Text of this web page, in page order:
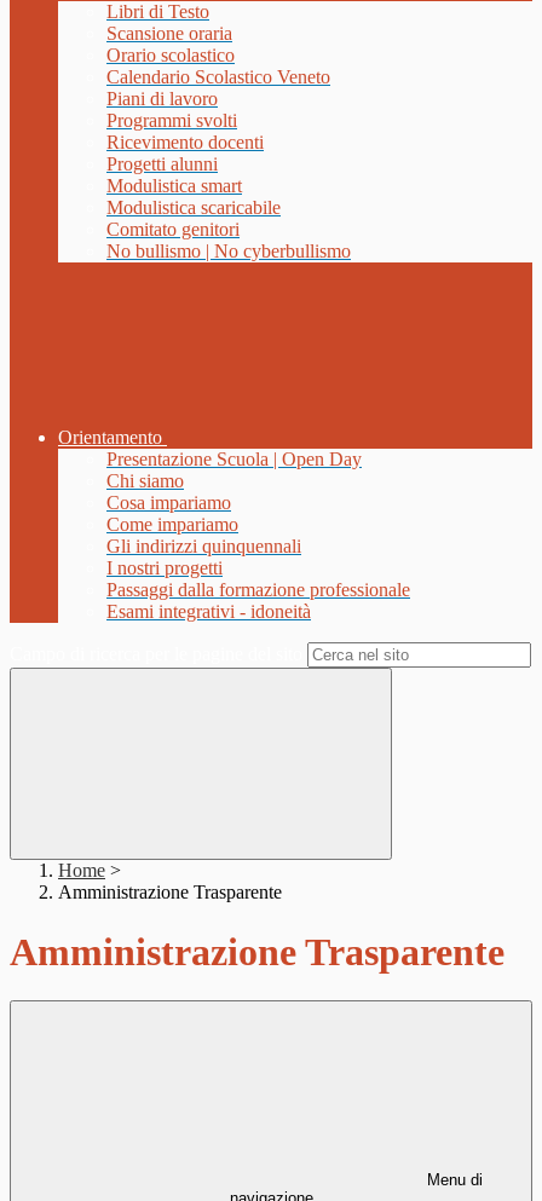
Libri di Testo
Scansione oraria
Orario scolastico
Calendario Scolastico Veneto
Piani di lavoro
Programmi svolti
Ricevimento docenti
Progetti alunni
Modulistica smart
Modulistica scaricabile
Comitato genitori
No bullismo | No cyberbullismo
Orientamento
Presentazione Scuola | Open Day
Chi siamo
Cosa impariamo
Come impariamo
Gli indirizzi quinquennali
I nostri progetti
Passaggi dalla formazione professionale
Esami integrativi - idoneità
Home >
Amministrazione Trasparente
Amministrazione Trasparente
Menu di